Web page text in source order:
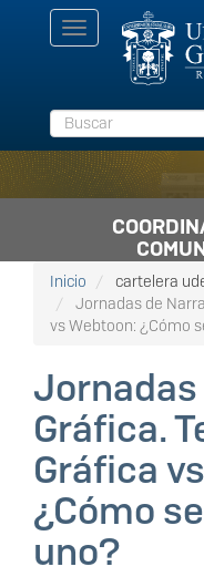
Toggle
navigation
Buscar
Inicio
cartelera
Jornadas de
vs Webtoon: ¿Cómo
Gráfica.
Gráfica
¿Cómo
uno?